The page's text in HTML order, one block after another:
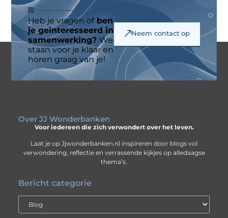
Heb je vragen ofben
je geïnteresseerd in
samenwerking? We
staan voor je klaar en
horen graag van je!
Neem contact op
Over JJ Wonderbanken
Voor iedereen die zich verwondert over het leven.
Laat je op Jjwonderbanken.nl inspireren door blogs vol
verwondering, reflectie en verrassende kijkjes op alledaagse
thema’s.
Bericht categorie